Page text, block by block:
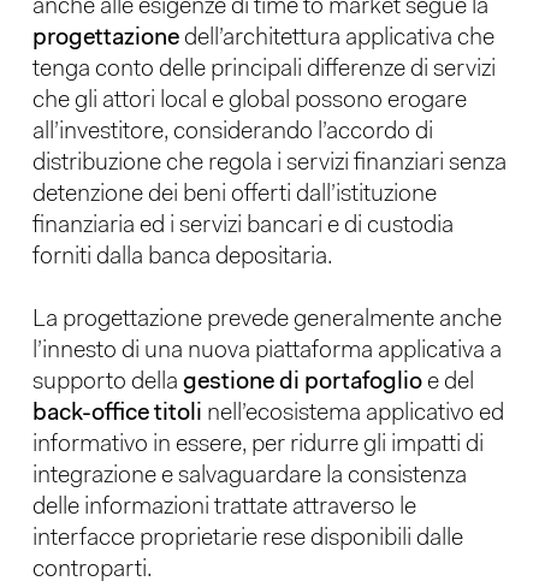
anche alle esigenze di time to market segue la
progettazionedell’architettura applicativa che
tenga conto delle principali differenze di servizi
che gli attori local e global possono erogare
all’investitore, considerando l’accordo di
distribuzione che regola i servizi finanziari senza
detenzione dei beni offerti dall’istituzione
finanziaria ed i servizi bancari e di custodia
forniti dalla banca depositaria.
La progettazione prevede generalmente anche
l’innesto di una nuova piattaforma applicativa a
supporto della gestione di portafoglioe del
back-office titoli nell’ecosistema applicativo ed
informativo in essere, per ridurre gli impatti di
integrazione e salvaguardare la consistenza
delle informazioni trattate attraverso le
interfacce proprietarie rese disponibili dalle
controparti.